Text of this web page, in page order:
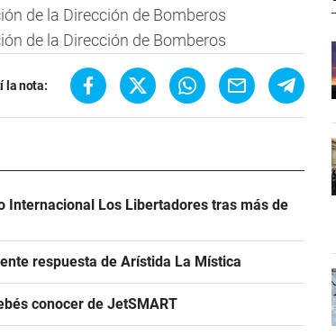
la nota:
Internacional Los Libertadores tras más de
respuesta de Arístida La Mística
conocer de JetSMART